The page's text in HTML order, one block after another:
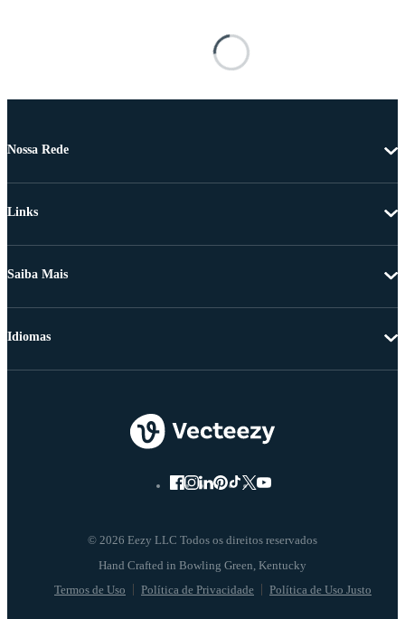
Nossa Rede
Links
Saiba Mais
© 2026 Eezy LLC Todos os direitos reservados
Termos de Uso Política de Privacidade Política de Uso Justo
Idiomas